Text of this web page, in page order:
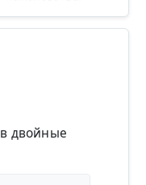
двойные